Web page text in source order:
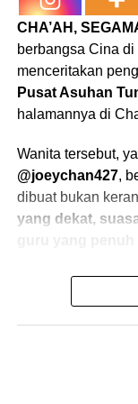
Terengganu dan
menjadi antara
daripada bekas
Warden yang
termasuk sesi
mereka benar-
oleh MARA.
Langkah ini
memastikan
Ramai melihat
CHA’AH,
berbangsa Cina
menceritakan
Pusat Asuhan
halamannya di
Wanita tersebut,
@joeychan427,
dibuat bukan
yang dekat,
Anaknya yang
tahun setengah
PASTI ketika